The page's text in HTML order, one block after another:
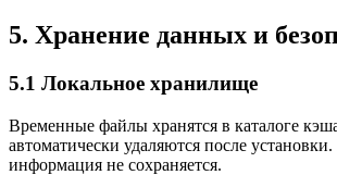
5. Хранение данных и
5.1 Локальное хранилище
Временные файлы хранятся в каталоге
автоматически удаляются после
информация не сохраняется.